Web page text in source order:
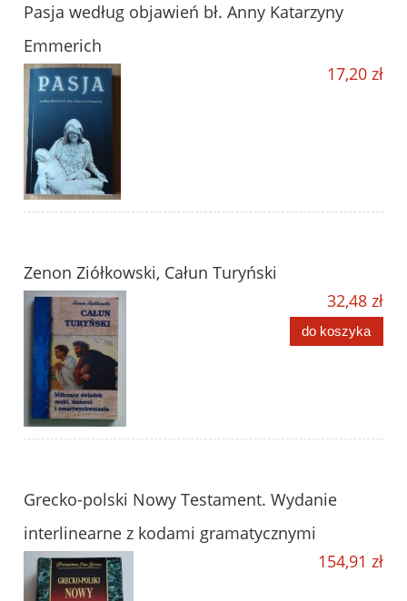
Pasja według objawień bł. Anny Katarzyny
Emmerich
17,20 zł
Zenon Ziółkowski, Całun Turyński
32,48 zł
do koszyka
Grecko-polski Nowy Testament. Wydanie
interlinearne z kodami gramatycznymi
154,91 zł